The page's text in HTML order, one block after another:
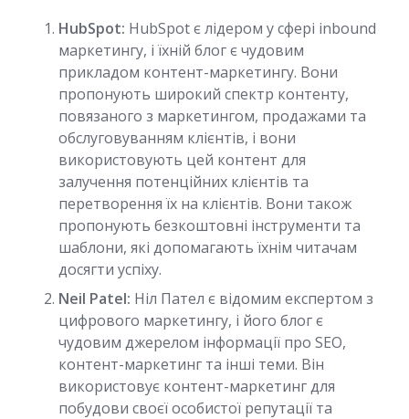
HubSpot: HubSpot є лідером у сфері inbound
маркетингу, і їхній блог є чудовим
прикладом контент-маркетингу. Вони
пропонують широкий спектр контенту,
повязаного з маркетингом, продажами та
обслуговуванням клієнтів, і вони
використовують цей контент для
залучення потенційних клієнтів та
перетворення їх на клієнтів. Вони також
пропонують безкоштовні інструменти та
шаблони, які допомагають їхнім читачам
досягти успіху.
Neil Patel: Ніл Пател є відомим експертом з
цифрового маркетингу, і його блог є
чудовим джерелом інформації про SEO,
контент-маркетинг та інші теми. Він
використовує контент-маркетинг для
побудови своєї особистої репутації та